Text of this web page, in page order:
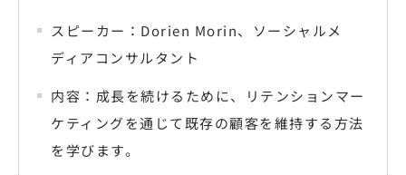
スピーカー：Dorien Morin、ソーシャルメ
ディアコンサルタント
内容：成長を続けるために、リテンションマー
ケティングを通じて既存の顧客を維持する方法
を学びます。